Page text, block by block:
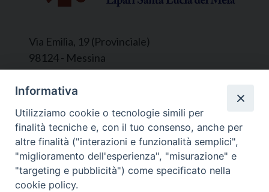
Via Emilia, 19 (Provinciale)
98124 - Messina
Segreteria e Amministrazione:
L’Ufficio è aperto tutti i giorni da lunedì a
venerdì, dalle ore 9.30 alle ore 12.30.
Tel. 090.9146045
mail:ufficiocaritas@diocesimessina.it.
Seguici su
Informativa
Utilizziamo cookie o tecnologie simili per
finalità tecniche e, con il tuo consenso, anche per
altre finalità ("interazioni e funzionalità semplici",
"miglioramento dell'esperienza", "misurazione" e
"targeting e pubblicità") come specificato nella
cookie policy.